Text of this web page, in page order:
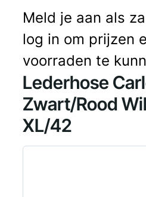
Meld je aan als
log in om prijzen
voorraden te
Lederhose
Zwart/Rood
XL/42